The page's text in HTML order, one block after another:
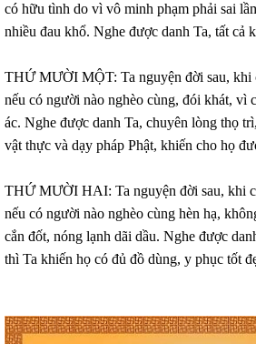
có hữu tình do vì vô minh phạm phải sai
nhiều đau khổ. Nghe được danh Ta, tất cả
THỨ MƯỜI MỘT: Ta nguyện đời sau, khi
nếu có người nào nghèo cùng, đói khát, vì
ác. Nghe được danh Ta, chuyên lòng thọ
vật thực và dạy pháp Phật, khiến cho họ
THỨ MƯỜI HAI: Ta nguyện đời sau, khi
nếu có người nào nghèo cùng hèn hạ,
cắn đốt, nóng lạnh dãi dầu. Nghe được
thì Ta khiến họ có đủ đồ dùng, y phục tốt